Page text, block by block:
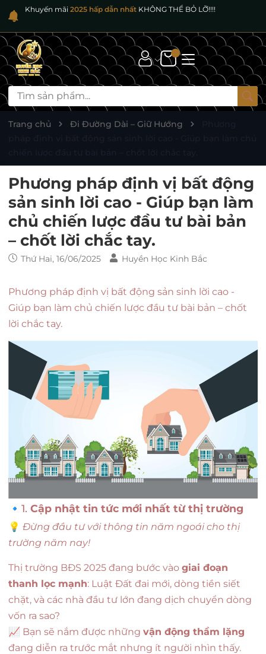
Khuyến mãi 2025 hấp dẫn nhất KHÔNG THỂ BỎ LỠ!!!!
Trang chủ Đi Đường Dài – Giữ Hướng
Phương pháp định vị bất động
sản sinh lời cao - Giúp bạn làm
chủ chiến lược đầu tư bài bản
– chốt lời chắc tay.
Thứ Hai, 16/06/2025 Huyền Học Kinh Bắc
Phương pháp định vị bất động sản sinh lời cao -
Giúp bạn làm chủ chiến lược đầu tư bài bản – chốt
lời chắc tay.
🔹1. Cập nhật tin tức mới nhất từ thị trường
💡 Đừng đầu tư với thông tin năm ngoái cho thị
trường năm nay!
Thị trường BĐS 2025 đang bước vào giai đoạn
thanh lọc mạnh: Luật Đất đai mới, dòng tiền siết
chặt, và các nhà đầu tư lớn đang dịch chuyển dòng
vốn ra sao?
📈 Bạn sẽ nắm được những vận động thầm lặng
đang diễn ra trước mắt nhưng ít người nhìn thấy.